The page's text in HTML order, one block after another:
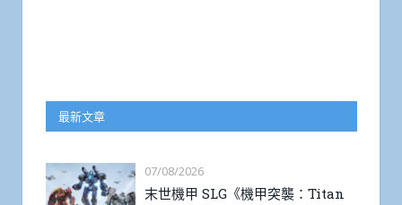
最新文章
07/08/2026
末世機甲 SLG《機甲突襲：Titan